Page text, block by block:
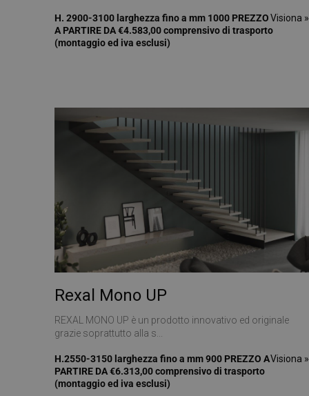
H. 2900-3100 larghezza fino a mm 1000 PREZZO
A PARTIRE DA €4.583,00 comprensivo di trasporto
(montaggio ed iva esclusi)
Visiona »
Rexal Mono UP
REXAL MONO UP è un prodotto innovativo ed originale
grazie soprattutto alla s...
H.2550-3150 larghezza fino a mm 900 PREZZO A
PARTIRE DA €6.313,00 comprensivo di trasporto
(montaggio ed iva esclusi)
Visiona »
__utmc
__utmt
_clck
SRM_B
MUID
MR